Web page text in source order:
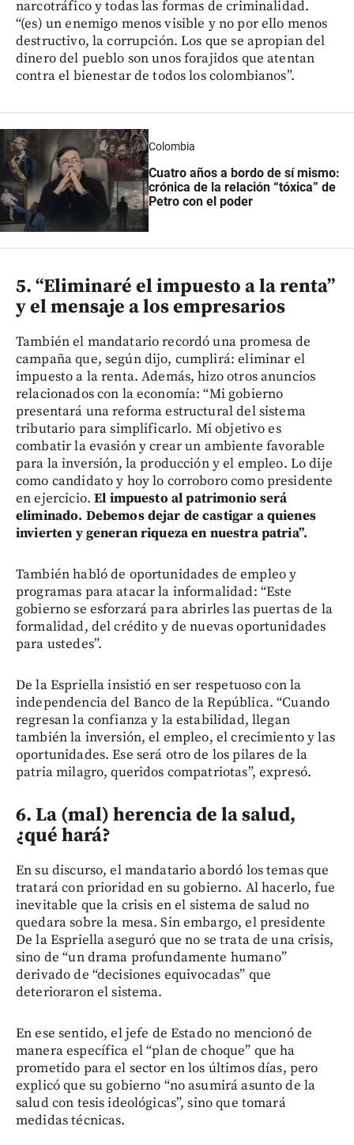
narcotráfico y todas las formas de criminalidad.
“(es) un enemigo menos visible y no por ello menos
destructivo, la corrupción. Los que se apropian del
dinero del pueblo son unos forajidos que atentan
contra el bienestar de todos los colombianos”.
Colombia
Cuatro años a bordo de sí mismo:
crónica de la relación “tóxica” de
Petro con el poder
5. “Eliminaré el impuesto a la renta”
y el mensaje a los empresarios
También el mandatario recordó una promesa de
campaña que, según dijo, cumplirá: eliminar el
impuesto a la renta. Además, hizo otros anuncios
relacionados con la economía: “Mi gobierno
presentará una reforma estructural del sistema
tributario para simplificarlo. Mi objetivo es
combatir la evasión y crear un ambiente favorable
para la inversión, la producción y el empleo. Lo dije
como candidato y hoy lo corroboro como presidente
en ejercicio. El impuesto al patrimonio será
eliminado. Debemos dejar de castigar a quienes
invierten y generan riqueza en nuestra patria”.
También habló de oportunidades de empleo y
programas para atacar la informalidad: “Este
gobierno se esforzará para abrirles las puertas de la
formalidad, del crédito y de nuevas oportunidades
para ustedes”.
De la Espriella insistió en ser respetuoso con la
independencia del Banco de la República. “Cuando
regresan la confianza y la estabilidad, llegan
también la inversión, el empleo, el crecimiento y las
oportunidades. Ese será otro de los pilares de la
patria milagro, queridos compatriotas”, expresó.
6. La (mal) herencia de la salud,
¿qué hará?
En su discurso, el mandatario abordó los temas que
tratará con prioridad en su gobierno. Al hacerlo, fue
inevitable que la crisis en el sistema de salud no
quedara sobre la mesa. Sin embargo, el presidente
De la Espriella aseguró que no se trata de una crisis,
sino de “un drama profundamente humano”
derivado de “decisiones equivocadas” que
deterioraron el sistema.
En ese sentido, el jefe de Estado no mencionó de
manera específica el “plan de choque” que ha
prometido para el sector en los últimos días, pero
explicó que su gobierno “no asumirá asunto de la
salud con tesis ideológicas”, sino que tomará
medidas técnicas.